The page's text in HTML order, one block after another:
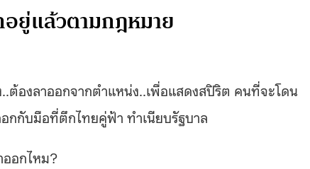
ยู่แล้วตามกฎหมาย
ต้องลาออกจากตำแหน่ง..เพื่อแสดงสปิริต คนที่จะโดน
กกับมือที่ตึกไทยคู่ฟ้า ทำเนียบรัฐบาล
ออกไหม?